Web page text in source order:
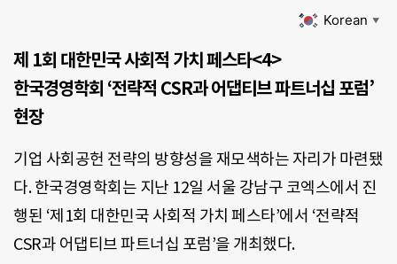
Korean ▼
제 1회 대한민국 사회적 가치 페스타<4>
한국경영학회 ‘전략적 CSR과 어댑티브 파트너십 포럼’
현장
기업 사회공헌 전략의 방향성을 재모색하는 자리가 마련됐
다. 한국경영학회는 지난 12일 서울 강남구 코엑스에서 진
행된 ‘제1회 대한민국 사회적 가치 페스타’에서 ‘전략적
CSR과 어댑티브 파트너십 포럼’을 개최했다.